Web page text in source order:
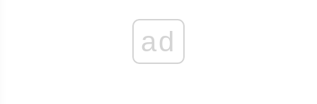
ad